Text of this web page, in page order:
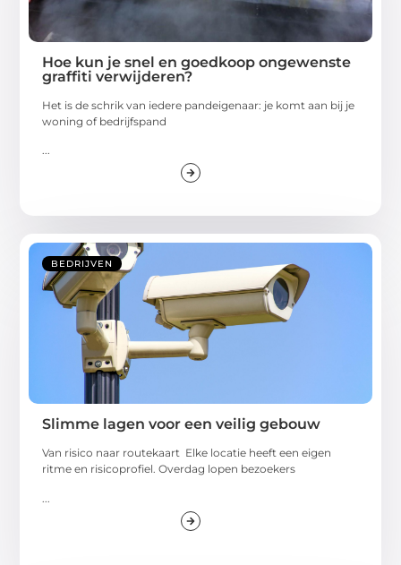
Hoe kun je snel en goedkoop ongewenste
graffiti verwijderen?
Het is de schrik van iedere pandeigenaar: je komt aan bij je
woning of bedrijfspand
...
BEDRIJVEN
Slimme lagen voor een veilig gebouw
Van risico naar routekaart Elke locatie heeft een eigen
ritme en risicoprofiel. Overdag lopen bezoekers